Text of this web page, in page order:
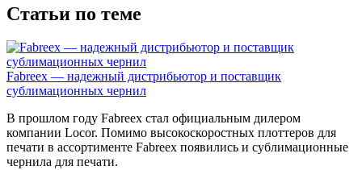
Статьи по теме
Fabreex — надежный дистрибьютор и поставщик
сублимационных чернил
В прошлом году Fabreex стал официальным дилером
компании Locor. Помимо высокоскоростных плоттеров для
печати в ассортименте Fabreex появились и сублимационные
чернила для печати.